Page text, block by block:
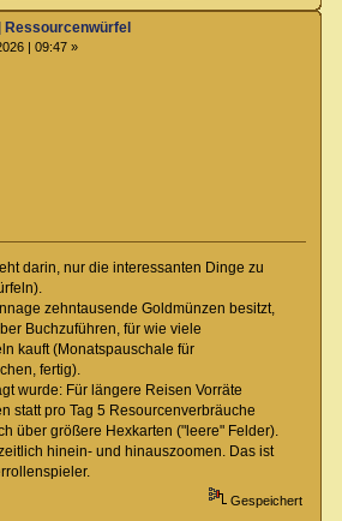
Ressourcenwürfel
| 09:47 »
darin, nur die interessanten Dinge zu
zehntausende Goldmünzen besitzt,
Buchzuführen, für wie viele
kauft (Monatspauschale für
fertig).
wurde: Für längere Reisen Vorräte
statt pro Tag 5 Resourcenverbräuche
über größere Hexkarten ("leere" Felder).
hinein- und hinauszoomen. Das ist
Gespeichert